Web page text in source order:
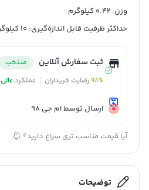
وزن: 0.42 کیلوگرم
حداکثر ظرفیت قابل اندازه‌گیری: 10 کیلوگرم
ثبت سفارش آنلاین
منتخب
98%رضایت خریداران عملکردعالی
ارسال توسط ام جی 98
آیا قیمت مناسب تری سراغ دارید؟
توضیحات